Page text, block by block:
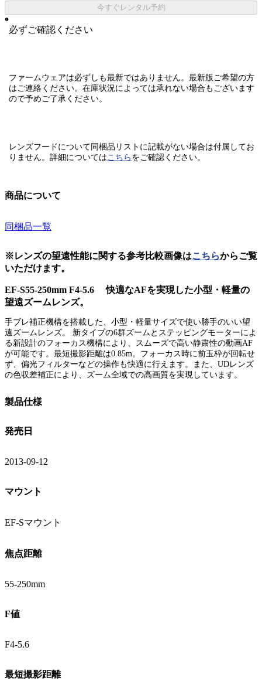
今すぐレンタル予約
必ずご確認ください
ファームウェアは必ずしも最新ではありません。最新版ご希望の方
はご連絡ください。在庫状況によっては承れない場合もございます
ので予めご了承ください。
レンズフードについて同梱品リストに記載がない場合は付属してお
りません。 詳細についてはこちら をご確認ください。
商品について
同梱品一覧
※レンズの望遠性能に関する参考比較画像はこちらからご覧
いただけます。
EF-S55-250mm F4-5.6 快適なAFを実現した小型・軽量の
望遠ズームレンズ。
手ブレ補正機構を搭載した、小型・軽量サイズで使い勝手のいい望
遠ズームレンズ。 新タイプの6群ズームとステッピングモーターによ
る新設計のフォーカス機構により、スムーズで高い静粛性の動画AF
が可能です。最短撮影距離は0.85m。フォーカス時に前玉枠が回転せ
ず、偏光フィルターなどの操作も快適に行えます。また、UDレンズ
の色収差補正により、ズーム全域での高画質を実現しています。
製品仕様
発売日
2013-09-12
マウント
EF-Sマウント
焦点距離
55-250mm
F値
F4-5.6
最短撮影距離